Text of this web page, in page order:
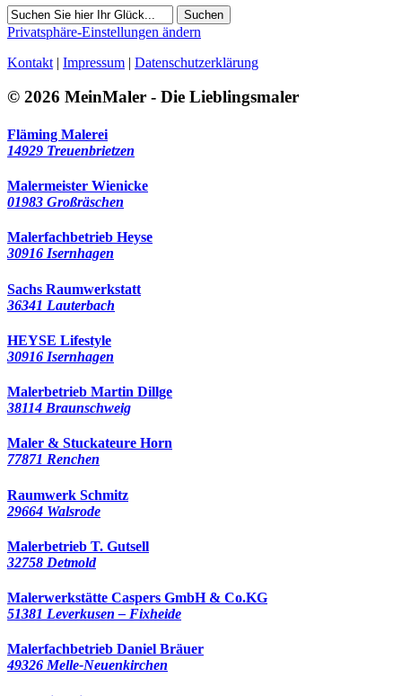
Suchen
Privatsphäre-Einstellungen ändern
Kontakt | Impressum | Datenschutzerklärung
© 2026 MeinMaler - Die Lieblingsmaler
Fläming Malerei
14929 Treuenbrietzen
Malermeister Wienicke
01983 Großräschen
Malerfachbetrieb Heyse
30916 Isernhagen
Sachs Raumwerkstatt
36341 Lauterbach
HEYSE Lifestyle
30916 Isernhagen
Malerbetrieb Martin Dillge
38114 Braunschweig
Maler & Stuckateure Horn
77871 Renchen
Raumwerk Schmitz
29664 Walsrode
Malerbetrieb T. Gutsell
32758 Detmold
Malerwerkstätte Caspers GmbH & Co.KG
51381 Leverkusen – Fixheide
Malerfachbetrieb Daniel Bräuer
49326 Melle-Neuenkirchen